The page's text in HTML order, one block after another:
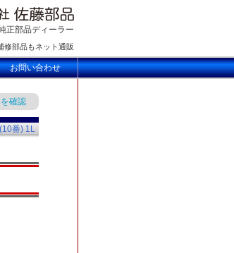
正部品ディーラー
修部品もネット通販
お問い合わせ
確認
番) 1L